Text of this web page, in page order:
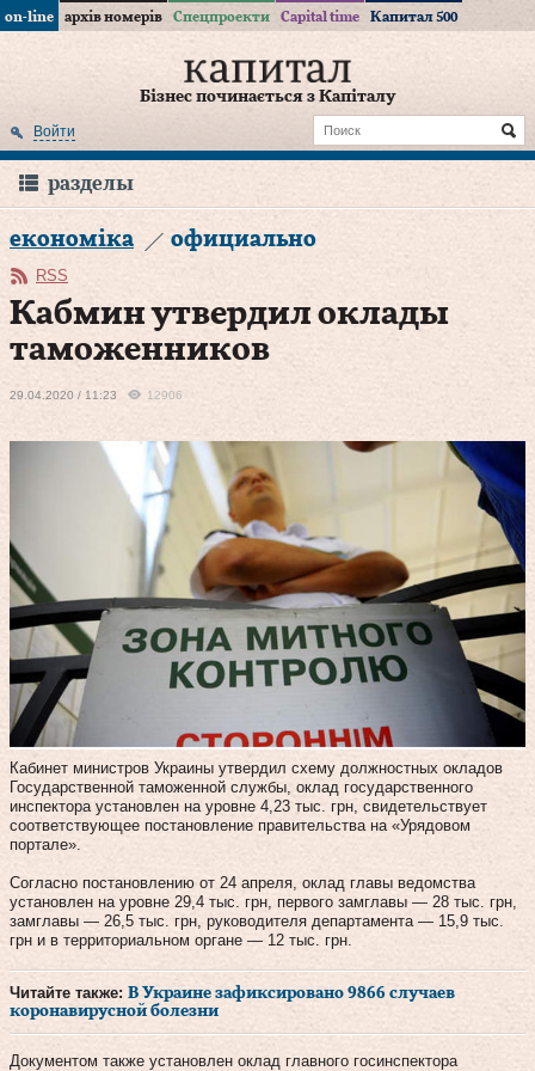
on-line архів номерів Спецпроекти Capital time Капитал 500
Бізнес починається з Капіталу
Войти
разделы
економіка официально
RSS
Кабмин утвердил оклады
таможенников
29.04.2020 / 11:23 12906
Кабинет министров Украины утвердил схему должностных окладов
Государственной таможенной службы, оклад государственного
инспектора установлен на уровне 4,23 тыс. грн, свидетельствует
соответствующее постановление правительства на «Урядовом
портале».
Согласно постановлению от 24 апреля, оклад главы ведомства
установлен на уровне 29,4 тыс. грн, первого замглавы — 28 тыс. грн,
замглавы — 26,5 тыс. грн, руководителя департамента — 15,9 тыс.
грн и в территориальном органе — 12 тыс. грн.
Читайте также: В Украине зафиксировано 9866 случаев
коронавирусной болезни
Документом также установлен оклад главного госинспектора